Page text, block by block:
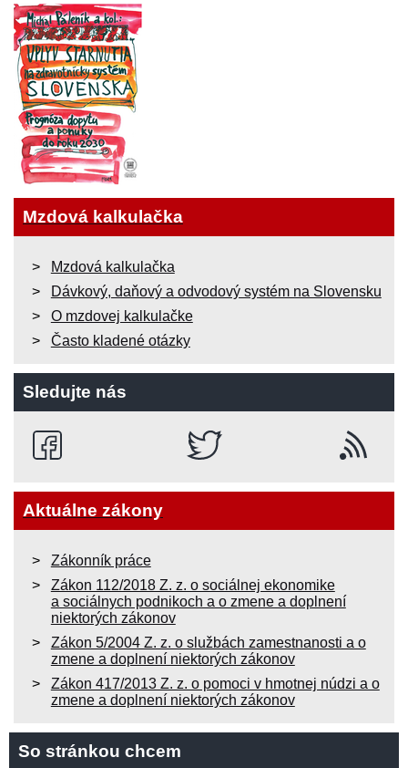
Mzdová kalkulačka
Mzdová kalkulačka
Dávkový, daňový a odvodový systém na Slovensku
O mzdovej kalkulačke
Často kladené otázky
Sledujte nás
Aktuálne zákony
Zákonník práce
Zákon 112/2018 Z. z. o sociálnej ekonomike
a sociálnych podnikoch a o zmene a doplnení
niektorých zákonov
Zákon 5/2004 Z. z. o službách zamestnanosti a o
zmene a doplnení niektorých zákonov
Zákon 417/2013 Z. z. o pomoci v hmotnej núdzi a o
zmene a doplnení niektorých zákonov
So stránkou chcem